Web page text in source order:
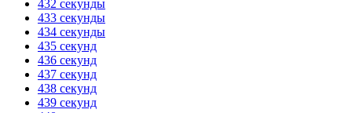
432 секунды
433 секунды
434 секунды
435 секунд
436 секунд
437 секунд
438 секунд
439 секунд